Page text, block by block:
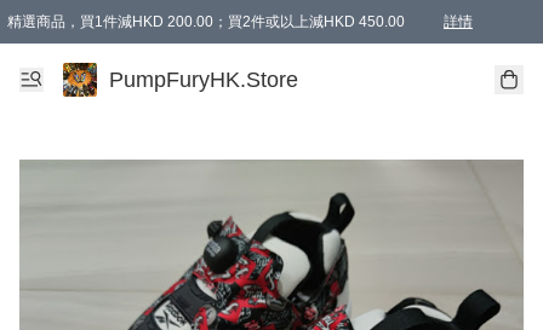
精選商品，買1件減HKD 200.00；買2件或以上減HKD 450.00 詳情
AAPE商品,會員專享9折或以上（按會員等級）AAPE products, members can
精選商品，任選買2件或以上減HKD 100.00
購物滿 HKD 800.00即享免運費優惠！（適用於 特定的送貨方式 )
PumpFuryHK.Store